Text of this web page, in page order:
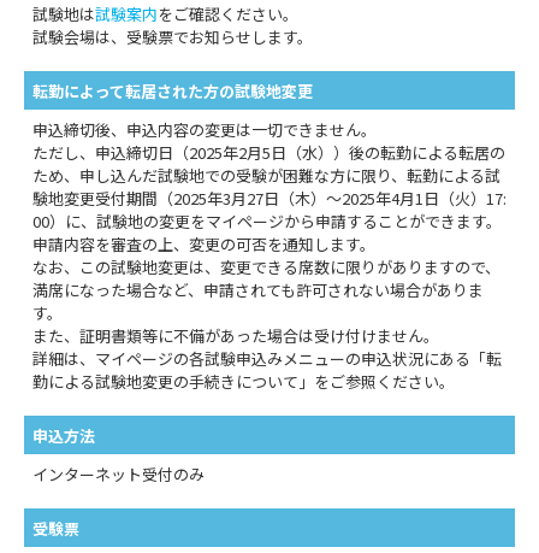
試験地は試験案内をご確認ください。
試験会場は、受験票でお知らせします。
転勤によって転居された方の試験地変更
申込締切後、申込内容の変更は一切できません。
ただし、申込締切日（2025年2月5日（水））後の転勤による転居の
ため、申し込んだ試験地での受験が困難な方に限り、転勤による試
験地変更受付期間（2025年3月27日（木）～2025年4月1日（火）17:
00）に、試験地の変更をマイページから申請することができます。
申請内容を審査の上、変更の可否を通知します。
なお、この試験地変更は、変更できる席数に限りがありますので、
満席になった場合など、申請されても許可されない場合がありま
す。
また、証明書類等に不備があった場合は受け付けません。
詳細は、マイページの各試験申込みメニューの申込状況にある「転
勤による試験地変更の手続きについて」をご参照ください。
申込方法
インターネット受付のみ
受験票